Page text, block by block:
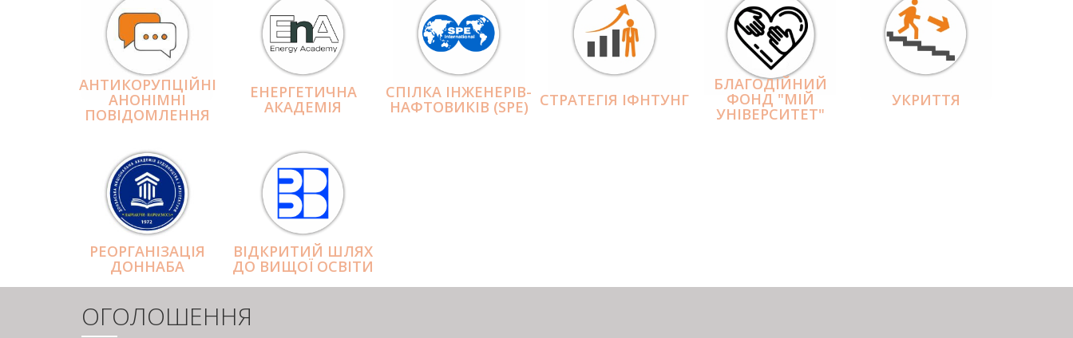
АНТИКОРУПЦІЙНІ
АНОНІМНІ
ПОВІДОМЛЕННЯ
ЕНЕРГЕТИЧНА
АКАДЕМІЯ
СПІЛКА ІНЖЕНЕРІВ-
НАФТОВИКІВ (SPE) СТРАТЕГІЯ ІФНТУНГ
БЛАГОДІЙНИЙ
ФОНД "МІЙ
УНІВЕРСИТЕТ"
УКРИТТЯ
РЕОРГАНІЗАЦІЯ
ДОННАБА
ВІДКРИТИЙ ШЛЯХ
ДО ВИЩОЇ ОСВІТИ
ОГОЛОШЕННЯ